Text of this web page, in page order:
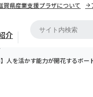
介
賀県産業支援プラザについて
】人を活かす能力が開花するボー